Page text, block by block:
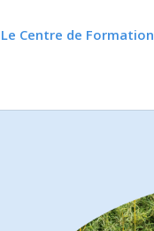
Le Centre de Formation